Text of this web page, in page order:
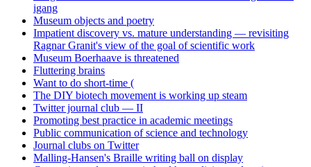
igang
Museum objects and poetry
Impatient discovery vs. mature understanding — revisiting
Ragnar Granit's view of the goal of scientific work
Museum Boerhaave is threatened
Fluttering brains
Want to do short-time (
The DIY biotech movement is working up steam
Twitter journal club — II
Promoting best practice in academic meetings
Public communication of science and technology
Journal clubs on Twitter
Malling-Hansen's Braille writing ball on display